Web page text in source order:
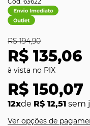
R$ 135,06
R$ 194,90
R$ 150,07
12xde R$ 12,51 sem
Ver opções de